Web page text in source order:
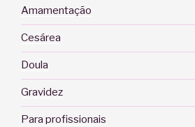
Amamentação
Cesárea
Doula
Gravidez
Para profissionais